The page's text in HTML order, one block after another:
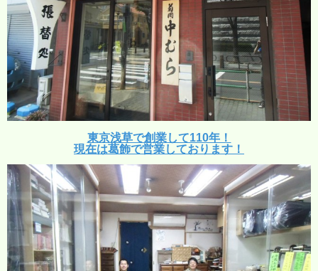
東京浅草で創業して110年！
現在は葛飾で営業しております！